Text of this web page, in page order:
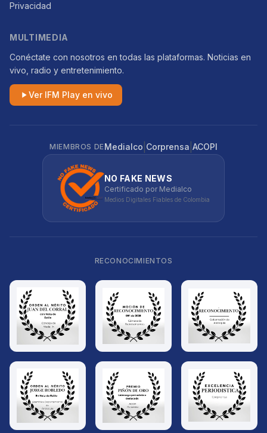
Privacidad
MULTIMEDIA
Conéctate con nosotros en todas las plataformas. Noticias en
vivo, radio y entretenimiento.
Ver IFM Play en vivo
MIEMBROS DEMedialco Corprensa ACOPI
NO FAKE NEWS
Certificado por Medialco
Medios Digitales Fiables de Colombia
RECONOCIMIENTOS